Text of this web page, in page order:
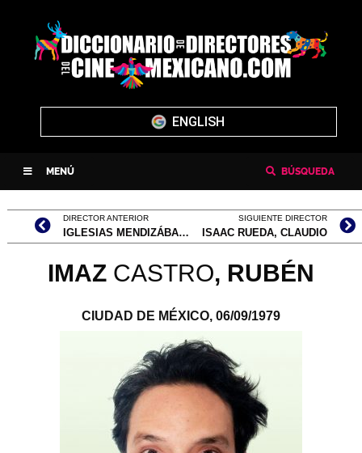
ENGLISH
MENÚ BÚSQUEDA
DIRECTOR ANTERIOR
IGLESIAS MENDIZÁBAL, ALEJANDRO
SIGUIENTE DIRECTOR
ISAAC RUEDA, CLAUDIO
IMAZ CASTRO, RUBÉN
CIUDAD DE MÉXICO, 06/09/1979